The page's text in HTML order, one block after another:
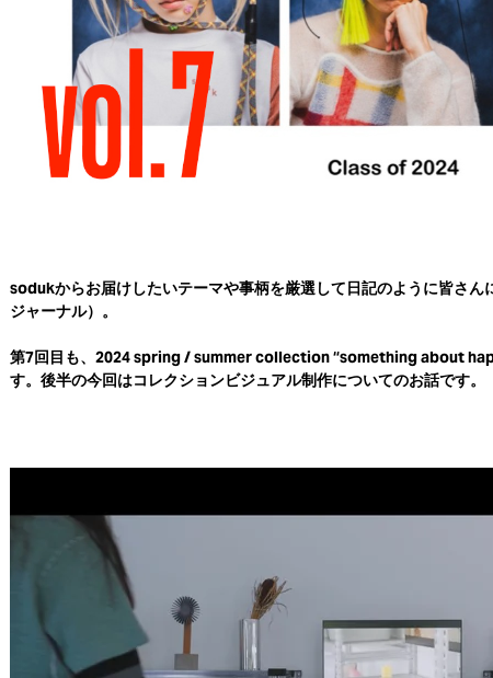
sodukからお届けしたいテーマや事柄を厳選して日記のように皆さ
ジャーナル）。
第7回目も、2024 spring / summer collection “something about
す。後半の今回はコレクションビジュアル制作についてのお話です。